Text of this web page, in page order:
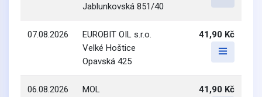
Jablunkovská 851/40
07.08.2026
EUROBIT OIL s.r.o.
Velké Hoštice
Opavská 425
41,90 Kč
06.08.2026
MOL
41,90 Kč